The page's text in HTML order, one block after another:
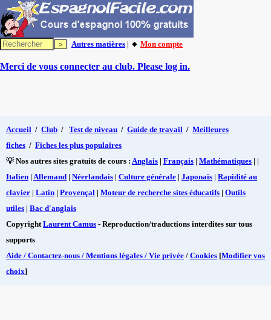
Autres matières | 🔸 Mon compte
Merci de vous connecter au club. Please log in.
Accueil / Club / Test de niveau / Guide de travail / Meilleures
fiches / Fiches les plus populaires
💡 Nos autres sites gratuits de cours : Anglais | Français | Mathématiques | |
Italien | Allemand | Néerlandais | Culture générale | Japonais | Rapidité au
clavier | Latin | Provençal | Moteur de recherche sites éducatifs | Outils
utiles | Bac d'anglais
CopyrightLaurent Camus - Reproduction/traductions interdites sur tous
supports
Aide / Contactez-nous / Mentions légales / Vie privée / Cookies [Modifier vos
choix]